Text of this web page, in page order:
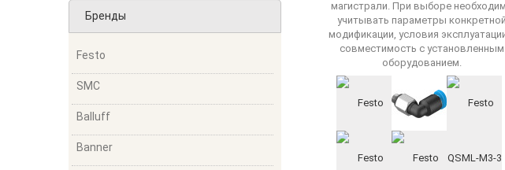
Бренды
Festo
SMC
Balluff
Banner